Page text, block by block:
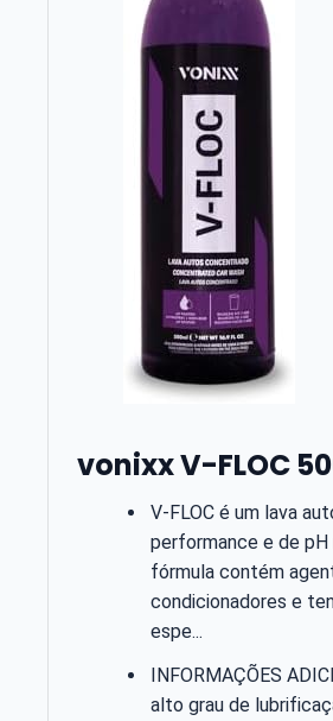
vonixx V-FLOC
V-FLOC é um lava
performance e de pH
fórmula contém
condicionadores e
espe...
INFORMAÇÕES
alto grau de